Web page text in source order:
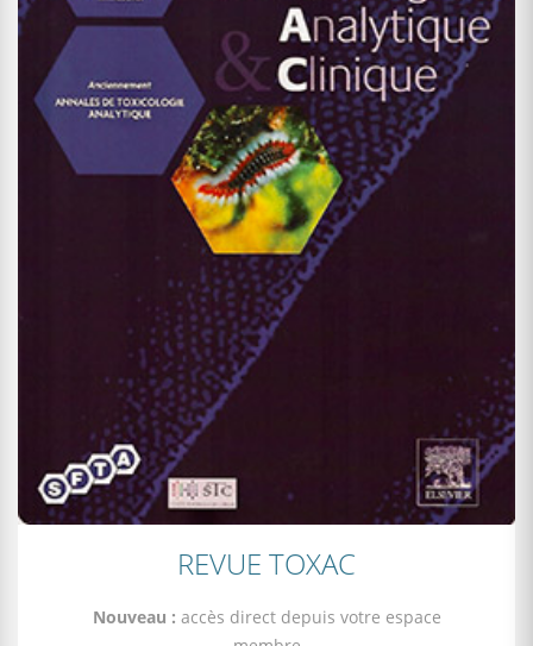
REVUE TOXAC
Nouveau : accès direct depuis votre espace